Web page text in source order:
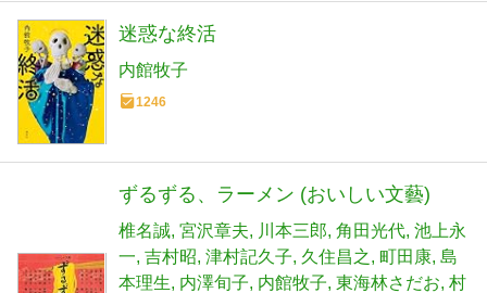
迷惑な終活
内館牧子
1246
ずるずる、ラーメン (おいしい文藝)
椎名誠 宮沢章夫 川本三郎 角田光代 池上永
一 吉村昭 津村記久子 久住昌之 町田康 島
本理生 内澤旬子 内館牧子 東海林さだお 村